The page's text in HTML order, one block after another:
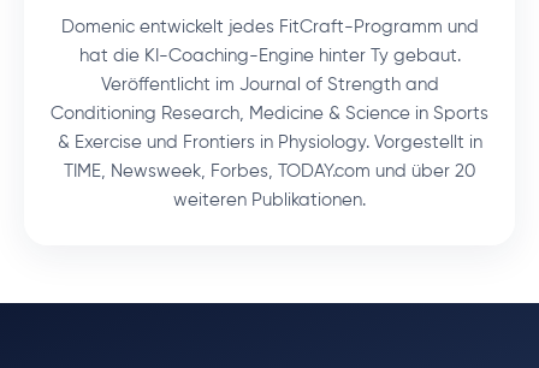
Domenic entwickelt jedes FitCraft-Programm und
hat die KI-Coaching-Engine hinter Ty gebaut.
Veröffentlicht im Journal of Strength and
Conditioning Research, Medicine & Science in Sports
& Exercise und Frontiers in Physiology. Vorgestellt in
TIME, Newsweek, Forbes, TODAY.com und über 20
weiteren Publikationen.